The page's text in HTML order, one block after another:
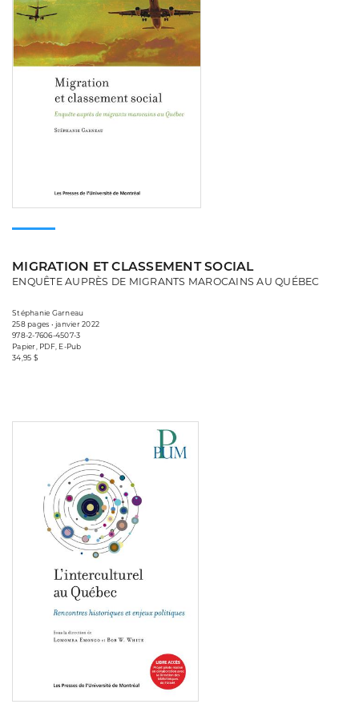
MIGRATION ET CLASSEMENT SOCIAL
ENQUÊTE AUPRÈS DE MIGRANTS MAROCAINS AU QUÉBEC
Stéphanie Garneau
258 pages • janvier 2022
978-2-7606-4507-3
Papier, PDF, E-Pub
34,95 $